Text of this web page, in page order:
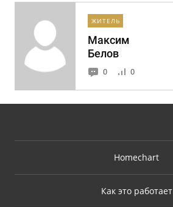
ЖИТЕЛЬ
Максим
Белов
0 0
Homechart
Как это работает